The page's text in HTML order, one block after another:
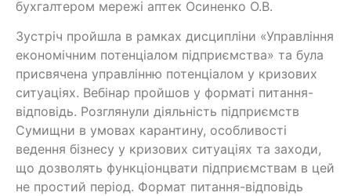
бухгалтером мережі аптек Осиненко О.В.
Зустріч пройшла в рамках дисципліни «Управління
економічним потенціалом підприємства» та була
присвячена управлінню потенціалом у кризових
ситуаціях. Вебінар пройшов у форматі питання-
відповідь. Розглянули діяльність підприємств
Сумищни в умовах карантину, особливості
ведення бізнесу у кризових ситуаціях та заходи,
що дозволять функціонцвати підприємствам в цей
не простий період. Формат питання-відповідь